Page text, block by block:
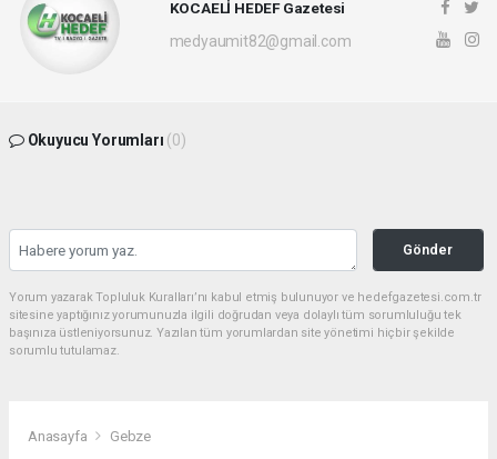
KOCAELİ HEDEF Gazetesi
medyaumit82@gmail.com
Okuyucu Yorumları (0)
Gönder
Yorum yazarak Topluluk Kuralları’nı kabul etmiş bulunuyor ve hedefgazetesi.com.tr
sitesine yaptığınız yorumunuzla ilgili doğrudan veya dolaylı tüm sorumluluğu tek
başınıza üstleniyorsunuz. Yazılan tüm yorumlardan site yönetimi hiçbir şekilde
sorumlu tutulamaz.
Anasayfa Gebze